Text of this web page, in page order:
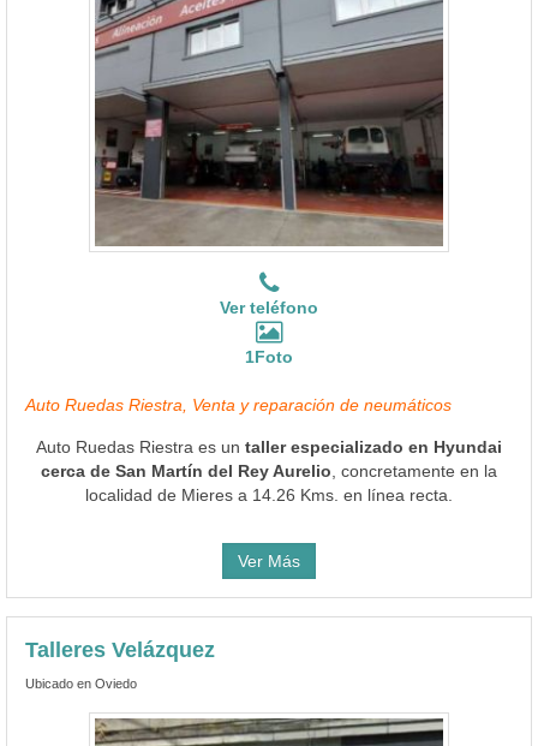
Ver teléfono
1Foto
Auto Ruedas Riestra, Venta y reparación de neumáticos
Auto Ruedas Riestra es un taller especializado en Hyundai
cerca de San Martín del Rey Aurelio , concretamente en la
localidad de Mieres a 14.26 Kms. en línea recta.
Ver Más
Talleres Velázquez
Ubicado en Oviedo